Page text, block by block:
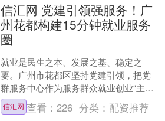
信汇网 党建引领强服务！广
州花都构建15分钟就业服务
圈
就业是民生之本、发展之基、稳定之
要。广州市花都区坚持党建引领，把党
群服务中心作为服务群众就业创业“主阵
地”，整合资源、创新模式、精准赋能，
构建起“阵地全覆盖、服....
信汇网 查看：226 分类： 配资推荐